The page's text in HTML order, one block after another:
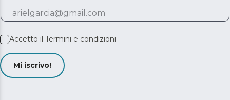
Accetto il Termini e condizioni
Mi iscrivo!